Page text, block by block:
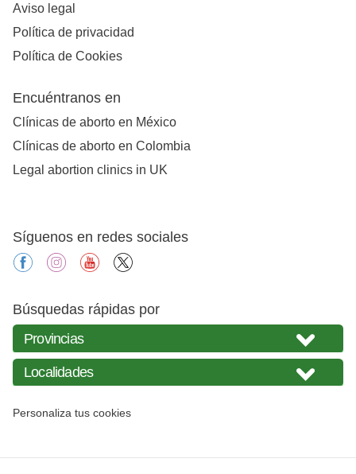
Aviso legal
Política de privacidad
Política de Cookies
Encuéntranos en
Clínicas de aborto en México
Clínicas de aborto en Colombia
Legal abortion clinics in UK
Síguenos en redes sociales
facebookinstagramyoutube
Búsquedas rápidas por
Personaliza tus cookies